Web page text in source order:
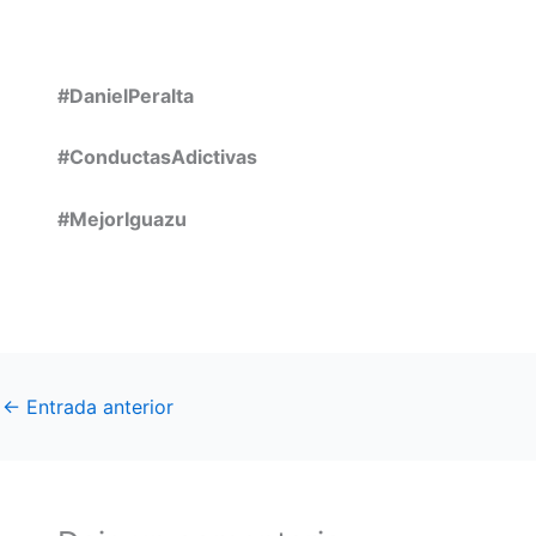
#DanielPeralta
#ConductasAdictivas
#MejorIguazu
← Entrada anterior